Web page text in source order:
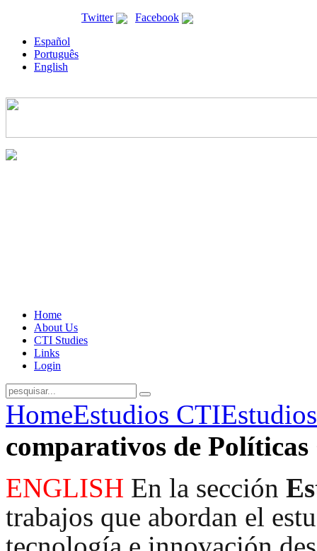
Twitter Facebook
Español
Português
English
Home
About Us
CTI Studies
Links
Login
HomeEstudios CTI
comparativos de
ENGLISH En la sección
trabajos que abordan el